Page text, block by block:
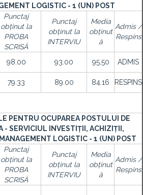
LOGISTIC - 1 (UN) POST
Punctaj
obținut la
PROBA
SCRISĂ
Punctaj
obținut la
INTERVIU
Media
obținut
ă
Admis /
Respins
98.00 93.00 95.50 ADMIS
79.33 89.00 84.16 RESPINS
PENTRU OCUPAREA POSTULUI DE
- SERVICIUL INVESTIȚII, ACHIZIȚII,
LOGISTIC - 1 (UN) POST
Punctaj
obținut la
PROBA
SCRISĂ
Punctaj
obținut la
INTERVIU
Media
obținut
ă
Admis /
Respins